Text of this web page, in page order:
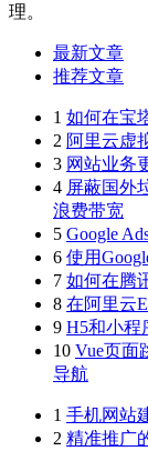
理。
最新文章
推荐文章
1 如何在宝
2 阿里云虚
3 网站业务
4 屏蔽国外
浪费带宽
5 Google
6 使用
7 如何在腾
8 在阿里云
9 H5和小程
10 Vue页面
导航
1 手机网站
2 精准推广